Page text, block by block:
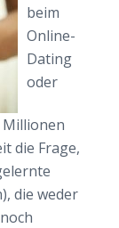
beim
Online-
Dating
oder
die Frage,
die weder